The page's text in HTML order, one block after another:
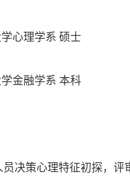
心理学系 硕士
金融学系 本科
员决策心理特征初探，评